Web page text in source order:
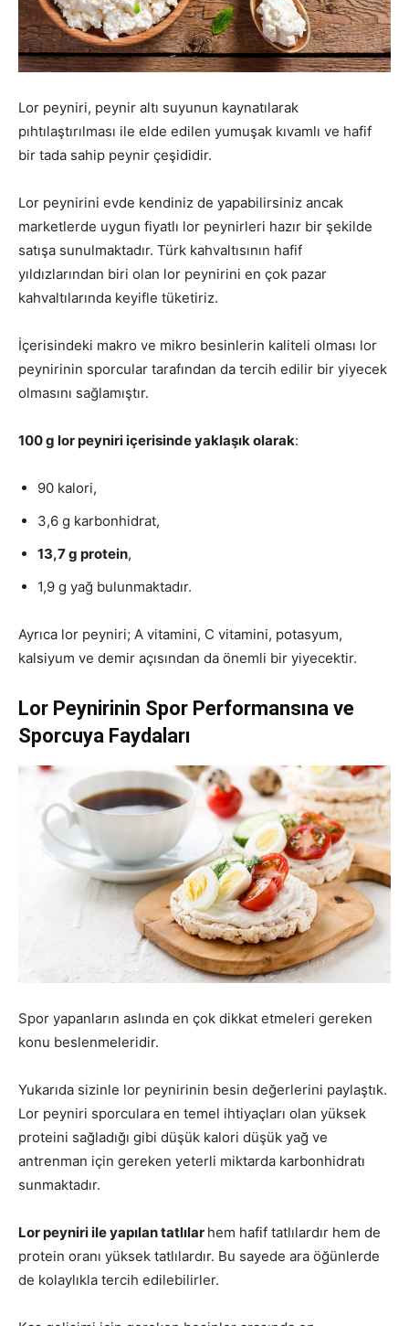
Lor peyniri, peynir altı suyunun kaynatılarak
pıhtılaştırılması ile elde edilen yumuşak kıvamlı ve hafif
bir tada sahip peynir çeşididir.
Lor peynirini evde kendiniz de yapabilirsiniz ancak
marketlerde uygun fiyatlı lor peynirleri hazır bir şekilde
satışa sunulmaktadır. Türk kahvaltısının hafif
yıldızlarından biri olan lor peynirini en çok pazar
kahvaltılarında keyifle tüketiriz.
İçerisindeki makro ve mikro besinlerin kaliteli olması lor
peynirinin sporcular tarafından da tercih edilir bir yiyecek
olmasını sağlamıştır.
100 g lor peyniri içerisinde yaklaşık olarak:
90 kalori,
3,6 g karbonhidrat,
13,7 g protein,
1,9 g yağ bulunmaktadır.
Ayrıca lor peyniri; A vitamini, C vitamini, potasyum,
kalsiyum ve demir açısından da önemli bir yiyecektir.
Lor Peynirinin Spor Performansına ve
Sporcuya Faydaları
Spor yapanların aslında en çok dikkat etmeleri gereken
konu beslenmeleridir.
Yukarıda sizinle lor peynirinin besin değerlerini paylaştık.
Lor peyniri sporculara en temel ihtiyaçları olan yüksek
proteini sağladığı gibi düşük kalori düşük yağ ve
antrenman için gereken yeterli miktarda karbonhidratı
sunmaktadır.
Lor peyniri ile yapılan tatlılar hem hafif tatlılardır hem de
protein oranı yüksek tatlılardır. Bu sayede ara öğünlerde
de kolaylıkla tercih edilebilirler.